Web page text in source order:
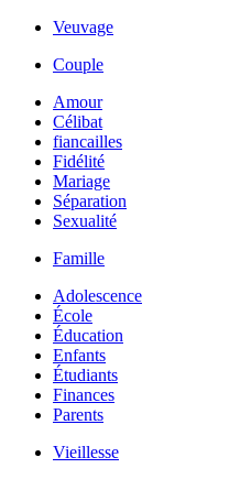
Veuvage
Couple
Amour
Célibat
fiancailles
Fidélité
Mariage
Séparation
Sexualité
Famille
Adolescence
École
Éducation
Enfants
Étudiants
Finances
Parents
Vieillesse